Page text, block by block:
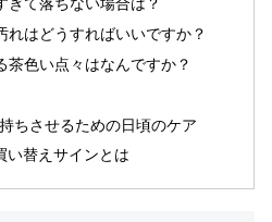
れはどうすればいいですか？
茶色い点々はなんですか？
ちさせるための日頃のケア
い替えサインとは